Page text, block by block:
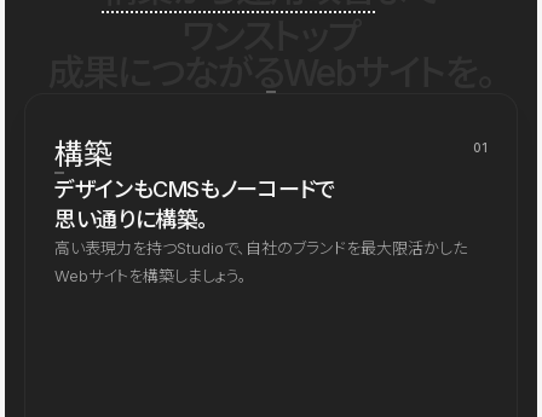
構築 01
デザインもCMSもノーコードで
思い通りに構築。
高い表現力を持つStudioで、自社のブランドを最大限活かした
Webサイトを構築しましょう。